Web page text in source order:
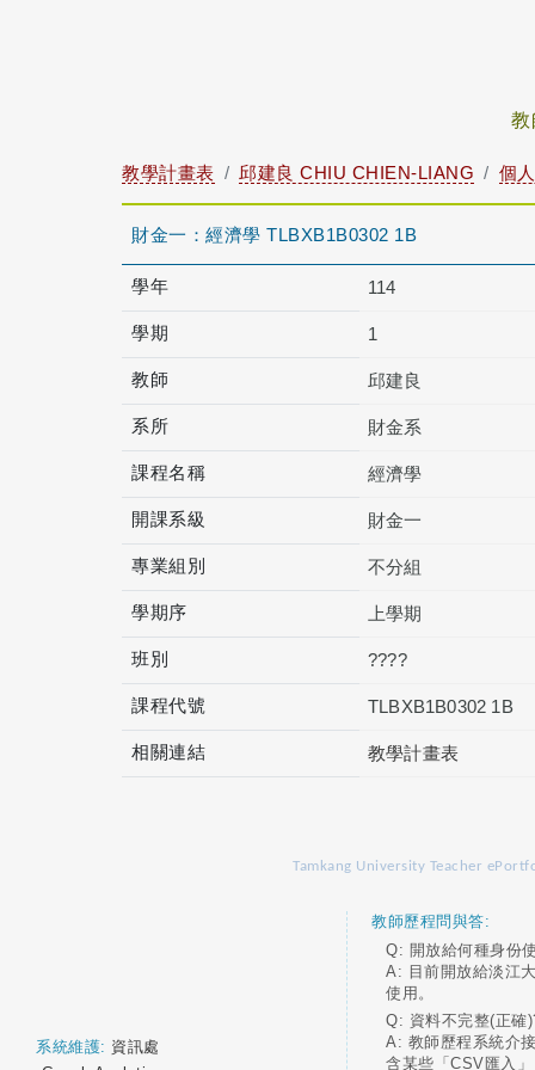
教
教學計畫表 邱建良 CHIU CHIEN-LIANG 個
財金一：經濟學 TLBXB1B0302 1B
學年 114
學期 1
教師 邱建良
系所 財金系
課程名稱 經濟學
開課系級 財金一
專業組別 不分組
學期序 上學期
班別 ????
課程代號 TLBXB1B0302 1B
相關連結 教學計畫表
Tamkang University Teacher
系統維護: 資訊處
教師歷程問與答:
Q: 開放給何種身份
A: 目前開放給淡江
使用。
Q: 資料不完整(正確
A: 教師歷程系統介
含某些「CSV匯入